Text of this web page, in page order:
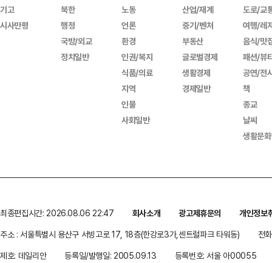
기고
시사만평
북한
행정
국방/외교
정치일반
노동
언론
환경
인권/복지
식품/의료
지역
인물
사회일반
산업/재계
중기/벤처
부동산
글로벌경제
생활경제
경제일반
도로/교
여행/레
음식/맛
패션/뷰
공연/전
책
종교
날씨
생활문
최종편집시간: 2026.08.06 22:47 회사소개 광고제휴문의
개인정보
주소 : 서울특별시 용산구 서빙고로 17, 18층(한강로3가,센트럴파크 타워동)
전
제호: 데일리안
등록일/발행일: 2005.09.13 등록번호: 서울 아00055